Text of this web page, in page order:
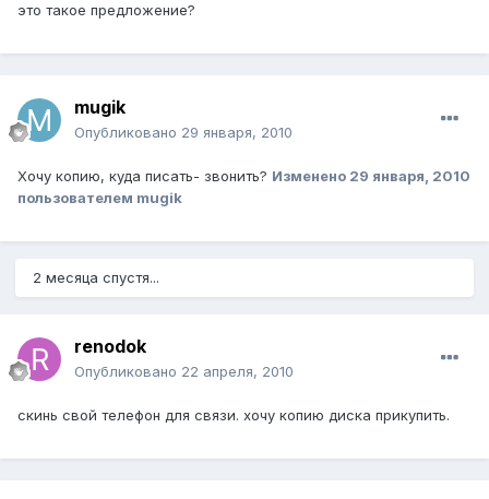
это такое предложение?
mugik
Опубликовано 29 января, 2010
Хочу копию, куда писать- звонить? Изменено 29 января, 2010
пользователем mugik
2 месяца спустя...
renodok
Опубликовано 22 апреля, 2010
скинь свой телефон для связи. хочу копию диска прикупить.